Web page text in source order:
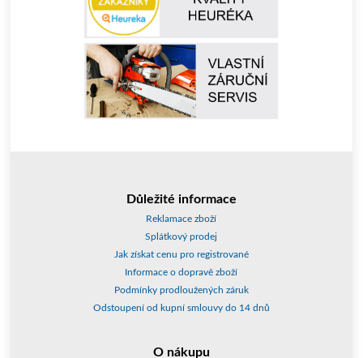
Důležité informace
Reklamace zboží
Splátkový prodej
Jak získat cenu pro registrované
Informace o dopravě zboží
Podmínky prodloužených záruk
Odstoupení od kupní smlouvy do 14 dnů
O nákupu